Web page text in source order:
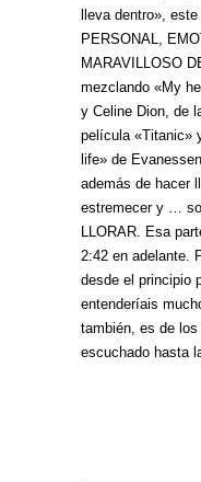
lleva dentro»,
PERSONAL,
MARAVILLOSO
mezclando «My
y Celine Dion, de
película «Titanic»
life» de
además de hacer
estremecer y …
LLORAR. Esa
2:42 en adelante.
desde el principio
entenderíais
también, es de
escuchado hasta